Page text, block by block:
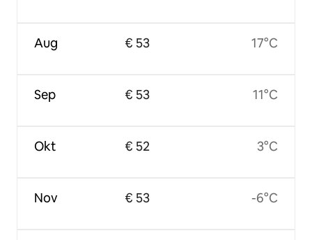
Aug
Sep
Okt
Nov
€ 53
€ 53
€ 52
€ 53
17°C
11°C
3°C
-6°C